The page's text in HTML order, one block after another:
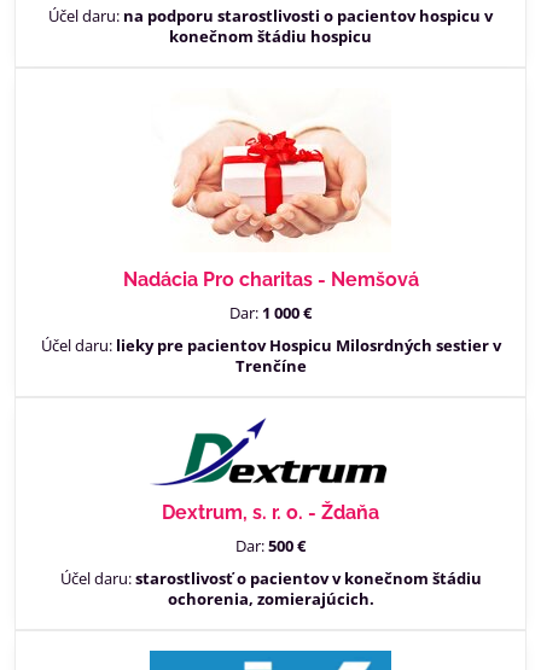
Účel daru: na podporu starostlivosti o pacientov hospicu v
konečnom štádiu hospicu
Nadácia Pro charitas - Nemšová
Dar: 1 000 €
Účel daru: lieky pre pacientov Hospicu Milosrdných sestier v
Trenčíne
Dextrum, s. r. o. - Ždaňa
Dar:500 €
Účel daru:starostlivosť o pacientov v konečnom štádiu
ochorenia, zomierajúcich.